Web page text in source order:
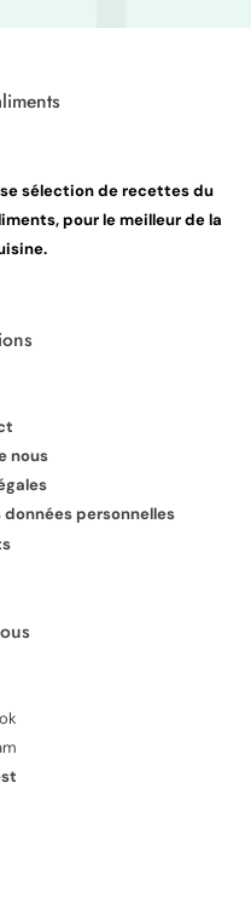
sélection de recettes du
pour le meilleur de la
nous
personnelles